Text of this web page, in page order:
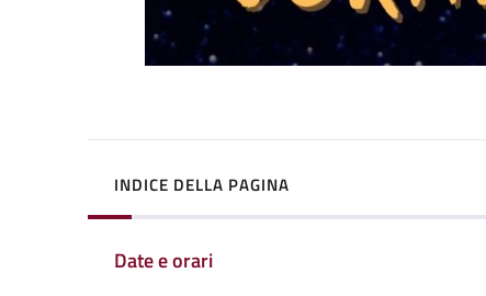
INDICE DELLA PAGINA
Date e orari